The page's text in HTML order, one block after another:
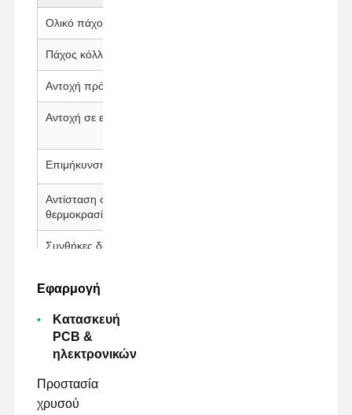
Ολικό πάχος
Πάχος κόλλας
Αντοχή πρόσφυσης
Αντοχή σε εφελκυσμό
Επιμήκυνση
Αντίσταση στη
θερμοκρασία
Συνθήκες δοκιμής
Εφαρμογή
Κατασκευή
PCB &
ηλεκτρονικών
Προστασία
χρυσού